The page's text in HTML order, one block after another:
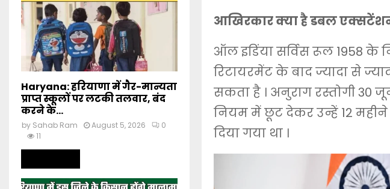
आखिरकार क्या है डबल
ऑल इडिंया सर्विस रूल 1958 के
रिटायरमेंट के बाद ज्यादा से
सकता है । अनुराग रस्तोगी 30
नियम में छूट देकर उन्हें 12
दिया गया था ।
Haryana: हरियाणा में गैर-मान्यता
प्राप्त स्कूलों पर लटकी तलवार, बंद
करने के...
by Sahab Ram August 5, 2026
0
11